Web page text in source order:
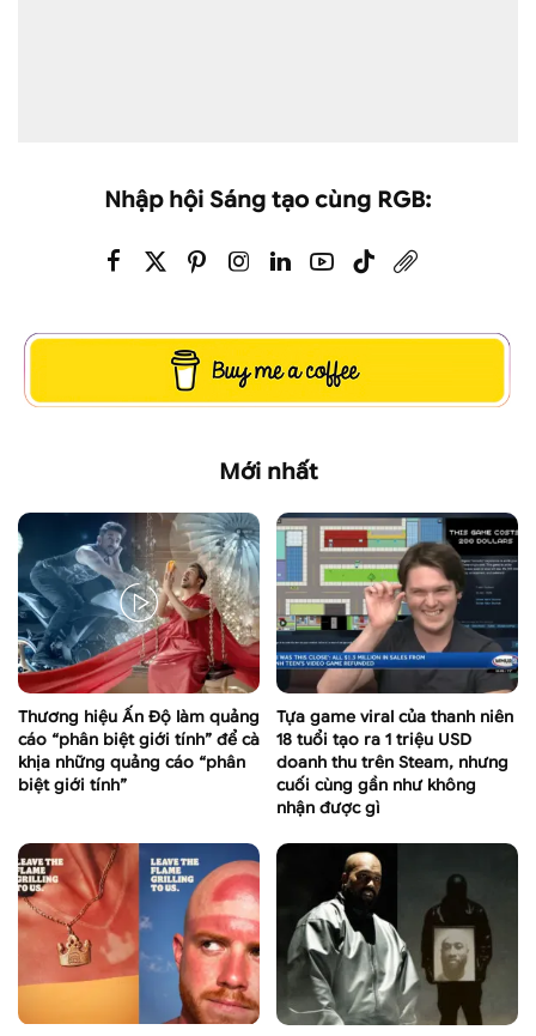
Nhập hội Sáng tạo cùng RGB:
Mới nhất
Thương hiệu Ấn Độ làm quảng
cáo “phân biệt giới tính” để cà
khịa những quảng cáo “phân
biệt giới tính”
Tựa game viral của thanh niên
18 tuổi tạo ra 1 triệu USD
doanh thu trên Steam, nhưng
cuối cùng gần như không
nhận được gì